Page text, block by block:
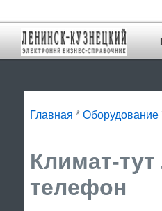
Главная * Оборудование
Климат-
телефон